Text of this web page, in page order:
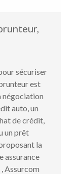
sécuriser
est
négociation
auto, un
de crédit,
un prêt
la
assurance
, Assurcom